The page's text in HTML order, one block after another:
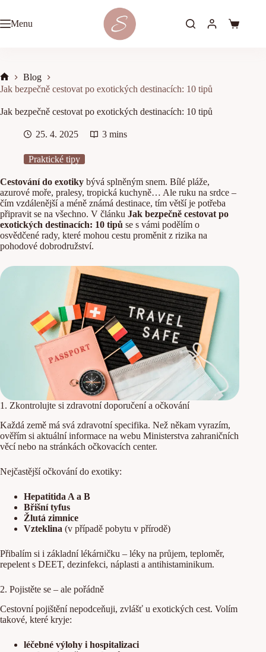
content
Menu
Shopping
Home
Blog
Jak bezpečně cestovat po exotických destinacích: 10 tipů
Jak bezpečně cestovat po exotických destinacích: 10 tipů
25. 4. 2025 3 mins
Praktické tipy
Cestování do exotiky bývá splněným snem. Bílé pláže,
azurové moře, pralesy, tropická kuchyně… Ale ruku na srdce –
čím vzdálenější a méně známá destinace, tím větší je potřeba
připravit se na všechno. V článku Jak bezpečně cestovat po
exotických destinacích: 10 tipů se s vámi podělím o
osvědčené rady, které mohou cestu proměnit z rizika na
pohodové dobrodružství.
1. Zkontrolujte si zdravotní doporučení a očkování
Každá země má svá zdravotní specifika. Než někam vyrazím,
ověřím si aktuální informace na webu Ministerstva zahraničních
věcí nebo na stránkách očkovacích center.
Nejčastější očkování do exotiky:
Hepatitida A a B
Břišní tyfus
Žlutá zimnice
Vzteklina (v případě pobytu v přírodě)
Přibalím si i základní lékárničku – léky na průjem, teploměr,
repelent s DEET, dezinfekci, náplasti a antihistaminikum.
2. Pojistěte se – ale pořádně
Cestovní pojištění nepodceňuji, zvlášť u exotických cest. Volím
takové, které kryje:
léčebné výlohy i hospitalizaci